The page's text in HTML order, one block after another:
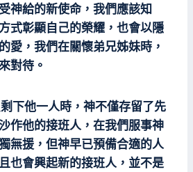
神給的新使命，我們應該知
式彰顯自己的榮耀，也會以隱
愛，我們在關懷弟兄姊妹時，
對待。
下他一人時，神不僅存留了先
作他的接班人，在我們服事神
無援，但神早已預備合適的人
也會興起新的接班人，並不是